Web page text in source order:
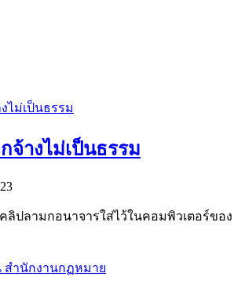
จ้างไม่เป็นธรรม
ลิปลามกอนาจารใส่ไว้ในคอมพิวเตอร์ของ
ำนักงานกฏหมาย